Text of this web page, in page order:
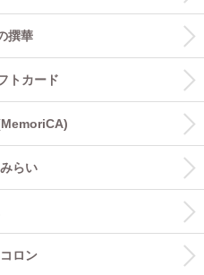
撰華
トカード
らい
ロン